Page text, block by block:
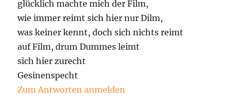
glücklich machte mich der Film,
wie immer reimt sich hier nur Dilm,
was keiner kennt, doch sich nichts reimt
auf Film, drum Dummes leimt
sich hier zurecht
Gesinenspecht
Zum Antworten anmelden